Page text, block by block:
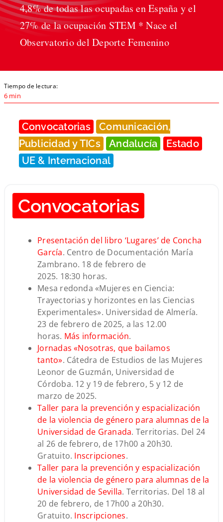
4,8% de todas las ocupadas en España y el
27% de la ocupación STEM * Nace el
Observatorio del Deporte Femenino
Tiempo de lectura:
6 min
Convocatorias
Comunicación,
Publicidad y TICs
Andalucía
Estado
UE & Internacional
Convocatorias
Presentación del libro ‘Lugares’ de Concha
García. Centro de Documentación María
Zambrano. 18 de febrero de
2025. 18:30 horas.
Mesa redonda «Mujeres en Ciencia:
Trayectorias y horizontes en las Ciencias
Experimentales». Universidad de Almería.
23 de febrero de 2025, a las 12.00
horas. Más información.
Jornadas «Nosotras, que bailamos
tanto». Cátedra de Estudios de las Mujeres
Leonor de Guzmán, Universidad de
Córdoba. 12 y 19 de febrero, 5 y 12 de
marzo de 2025.
Taller para la prevención y espacialización
de la violencia de género para alumnas de la
Universidad de Granada. Territorias. Del 24
al 26 de febrero, de 17h00 a 20h30.
Gratuito. Inscripciones.
Taller para la prevención y espacialización
de la violencia de género para alumnas de la
Universidad de Sevilla. Territorias. Del 18 al
20 de febrero, de 17h00 a 20h30.
Gratuito. Inscripciones.